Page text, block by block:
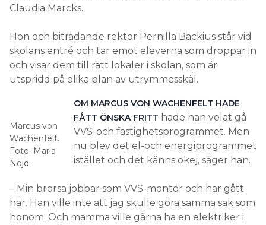
Claudia Marcks.
Hon och biträdande rektor Pernilla Bäckius står vid
skolans entré och tar emot eleverna som droppar in
och visar dem till rätt lokaler i skolan, som är
utspridd på olika plan av utrymmesskäl.
Marcus von
Wachenfelt.
Foto: Maria
Nöjd.
OM MARCUS VON WACHENFELT HADE
FÅTT ÖNSKA FRITT hade han velat gå
VVS-och fastighetsprogrammet. Men
nu blev det el-och energiprogrammet
istället och det känns okej, säger han.
– Min brorsa jobbar som VVS-montör och har gått
här. Han ville inte att jag skulle göra samma sak som
honom. Och mamma ville gärna ha en elektriker i